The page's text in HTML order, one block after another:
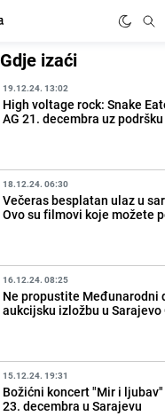
Gdje izaći
19.12.24. 13:02
High voltage rock: Snake
AG 21. decembra uz
18.12.24. 06:30
Večeras besplatan ulaz u
Ovo su filmovi koje možete
16.12.24. 08:25
Ne propustite Međunarodni
aukcijsku izložbu u Sarajevo
15.12.24. 19:31
Božićni koncert "Mir i
23. decembra u Sarajevu